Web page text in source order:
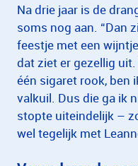
Na drie jaar is de
soms nog aan. “Dan
feestje met een
dat ziet er gezellig
één sigaret rook, ben
valkuil. Dus die ga ik
stopte uiteindelijk –
wel tegelijk met